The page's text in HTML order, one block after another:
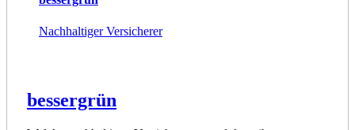
Nachhaltiger Versicherer
bessergrün